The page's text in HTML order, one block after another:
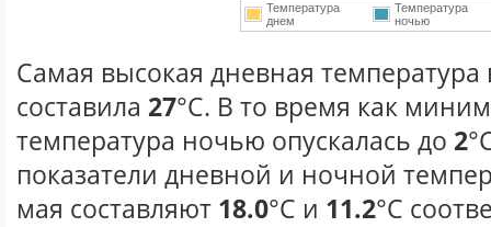
Температура
днем
Температура
ночью
Самая высокая дневная температура
составила 27°С. В то время как
температура ночью опускалась до 2
показатели дневной и ночной
мая составляют 18.0°С и 11.2°С